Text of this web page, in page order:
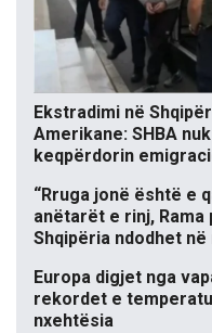
Ekstradimi në
Amerikane: SHBA
keqpërdorin
“Rruga jonë është e
anëtarët e rinj, Rama
Shqipëria ndodhet
Europa digjet nga
rekordet e
nxehtësia